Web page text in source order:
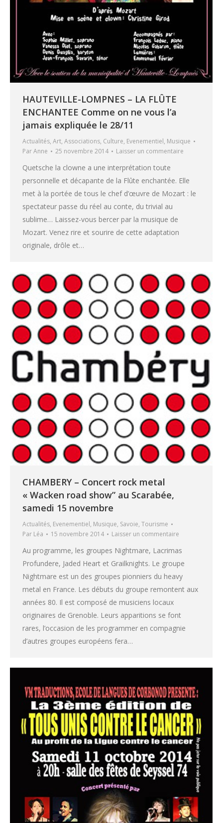
HAUTEVILLE-LOMPNES – LA FLÛTE
ENCHANTEE Comme on ne vous l’a
jamais expliquée le 28/11
Actualités, Art, Associations, Culture, Evenementiel, Musique
ParAnne 25 novembre 2014 Laisser un commentaire
Quetsche la clowne a une interprétation toute
personnelle et décapante de la Flûte enchantée. Elle
met à la portée de tous le chef d’œuvre de Mozart : le
spectateur passe du réel au conte, du trivial au
sublime… Laissez-vous bercer par la musique de
Mozart. Venez rire et sourire de cette adaptation
originale, drôle et…
CHAMBERY – Concert rock metal
« Wacken road show” au Scarabée,
samedi 15 novembre
Actualités, Evenementiel, Musique, Savoie, Tourisme
Par Léa 15 novembre 2014 Laisser un commentaire
Au programme, les groupes Nightmare, Lacrimas
Profundere, Jaded Heart et Grailknights. Le groupe
Nightmare est un des groupes pionniers du heavy
metal en France. Les débuts du groupe remontent aux
années 80. Il est composé de musiciens locaux
originaires de Grenoble. Leurs apparitions se font
rares, l’occasion de les programmer en compagnie
d’autres groupes européens fera…